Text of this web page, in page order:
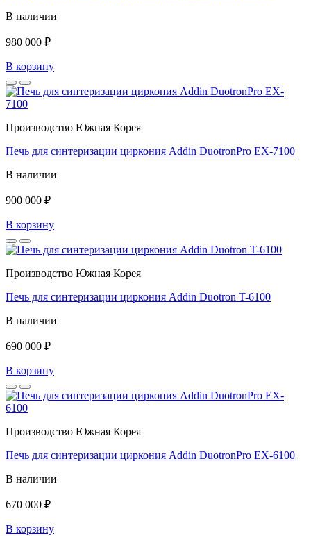
В наличии
980 000 ₽
В корзину
Производство Южная Корея
Печь для синтеризации циркония Addin DuotronPro EX-7100
В наличии
900 000 ₽
В корзину
Производство Южная Корея
Печь для синтеризации циркония Addin Duotron T-6100
В наличии
690 000 ₽
В корзину
Производство Южная Корея
Печь для синтеризации циркония Addin DuotronPro EX-6100
В наличии
670 000 ₽
В корзину